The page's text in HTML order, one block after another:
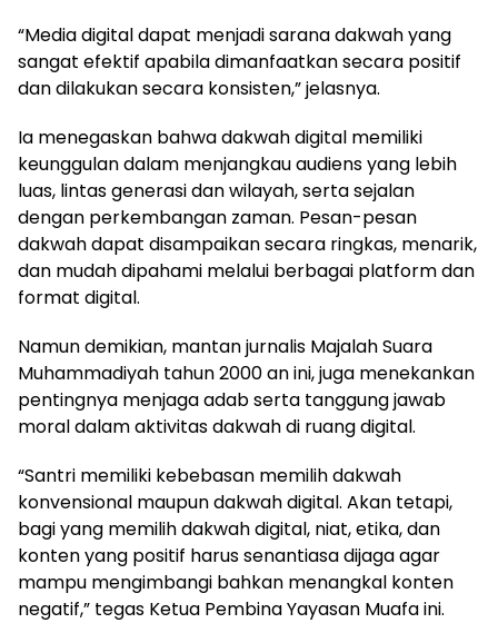
“Media digital dapat menjadi sarana dakwah yang
sangat efektif apabila dimanfaatkan secara positif
dan dilakukan secara konsisten,” jelasnya.
Ia menegaskan bahwa dakwah digital memiliki
keunggulan dalam menjangkau audiens yang lebih
luas, lintas generasi dan wilayah, serta sejalan
dengan perkembangan zaman. Pesan-pesan
dakwah dapat disampaikan secara ringkas, menarik,
dan mudah dipahami melalui berbagai platform dan
format digital.
Namun demikian, mantan jurnalis Majalah Suara
Muhammadiyah tahun 2000 an ini, juga menekankan
pentingnya menjaga adab serta tanggung jawab
moral dalam aktivitas dakwah di ruang digital.
“Santri memiliki kebebasan memilih dakwah
konvensional maupun dakwah digital. Akan tetapi,
bagi yang memilih dakwah digital, niat, etika, dan
konten yang positif harus senantiasa dijaga agar
mampu mengimbangi bahkan menangkal konten
negatif,” tegas Ketua Pembina Yayasan Muafa ini.